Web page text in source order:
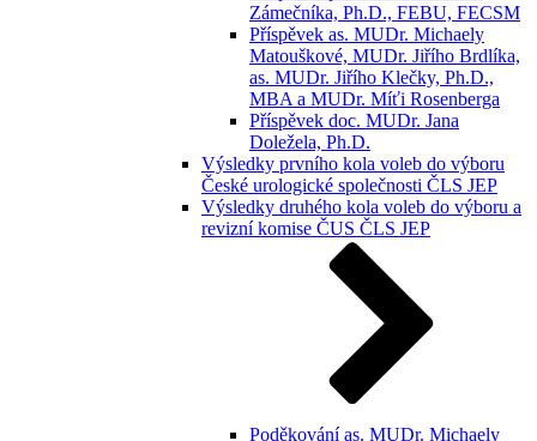
Zámečníka, Ph.D., FEBU, FECSM
Příspěvek as. MUDr. Michaely
Matouškové, MUDr. Jiřího Brdlíka,
as. MUDr. Jiřího Klečky, Ph.D.,
MBA a MUDr. Míťi Rosenberga
Příspěvek doc. MUDr. Jana
Doležela, Ph.D.
Výsledky prvního kola voleb do výboru
České urologické společnosti ČLS JEP
Výsledky druhého kola voleb do výboru a
revizní komise ČUS ČLS JEP
Poděkování as. MUDr. Michaely